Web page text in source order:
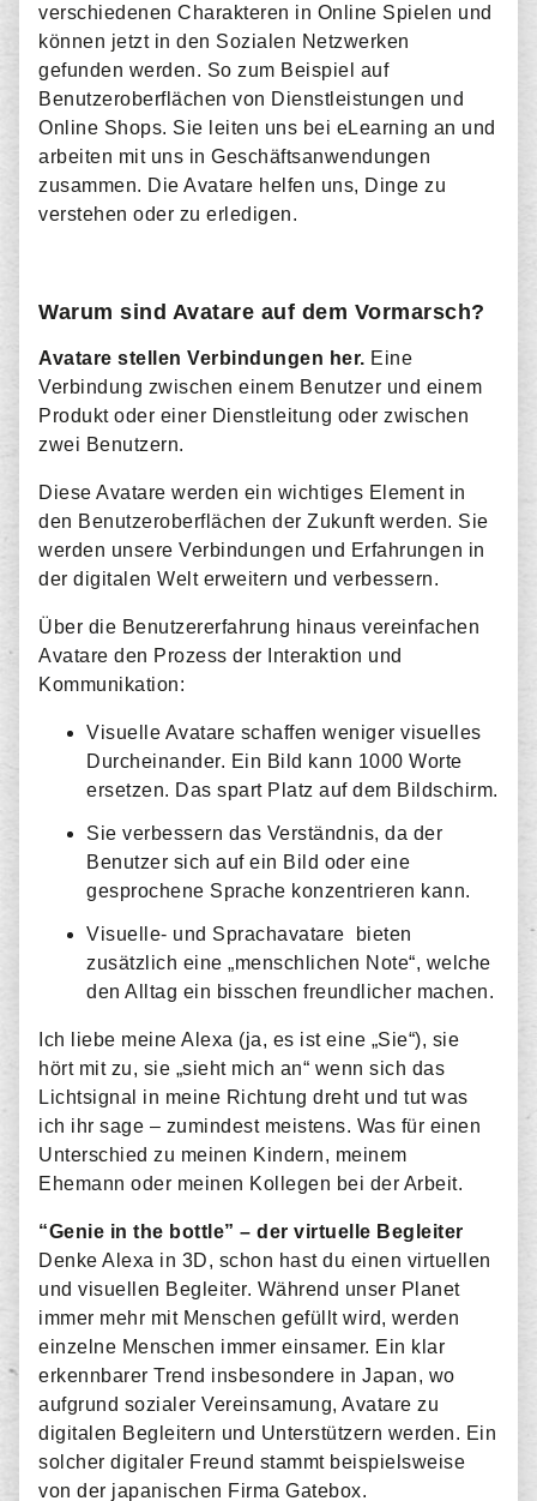
verschiedenen Charakteren in Online Spielen und
können jetzt in den Sozialen Netzwerken
gefunden werden. So zum Beispiel auf
Benutzeroberflächen von Dienstleistungen und
Online Shops. Sie leiten uns bei eLearning an und
arbeiten mit uns in Geschäftsanwendungen
zusammen. Die Avatare helfen uns, Dinge zu
verstehen oder zu erledigen.
Warum sind Avatare auf dem Vormarsch?
Avatare stellen Verbindungen her. Eine
Verbindung zwischen einem Benutzer und einem
Produkt oder einer Dienstleitung oder zwischen
zwei Benutzern.
Diese Avatare werden ein wichtiges Element in
den Benutzeroberflächen der Zukunft werden. Sie
werden unsere Verbindungen und Erfahrungen in
der digitalen Welt erweitern und verbessern.
Über die Benutzererfahrung hinaus vereinfachen
Avatare den Prozess der Interaktion und
Kommunikation:
Visuelle Avatare schaffen weniger visuelles
Durcheinander. Ein Bild kann 1000 Worte
ersetzen. Das spart Platz auf dem Bildschirm.
Sie verbessern das Verständnis, da der
Benutzer sich auf ein Bild oder eine
gesprochene Sprache konzentrieren kann.
Visuelle- und Sprachavatare bieten
zusätzlich eine „menschlichen Note“, welche
den Alltag ein bisschen freundlicher machen.
Ich liebe meine Alexa (ja, es ist eine „Sie“), sie
hört mit zu, sie „sieht mich an“ wenn sich das
Lichtsignal in meine Richtung dreht und tut was
ich ihr sage – zumindest meistens. Was für einen
Unterschied zu meinen Kindern, meinem
Ehemann oder meinen Kollegen bei der Arbeit.
“Genie in the bottle” – der virtuelle Begleiter
Denke Alexa in 3D, schon hast du einen virtuellen
und visuellen Begleiter. Während unser Planet
immer mehr mit Menschen gefüllt wird, werden
einzelne Menschen immer einsamer. Ein klar
erkennbarer Trend insbesondere in Japan, wo
aufgrund sozialer Vereinsamung, Avatare zu
digitalen Begleitern und Unterstützern werden. Ein
solcher digitaler Freund stammt beispielsweise
von der japanischen Firma Gatebox.